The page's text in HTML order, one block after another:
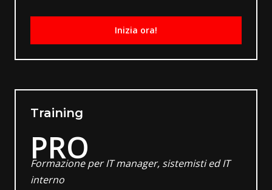
Inizia ora!
Training
PRO
Formazione per IT manager, sistemisti ed IT
interno